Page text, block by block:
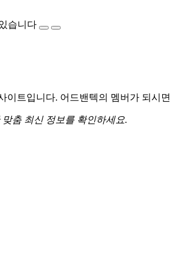
습니다
이트입니다. 어드밴텍의 멤버가 되시
춤 최신 정보를 확인하세요.